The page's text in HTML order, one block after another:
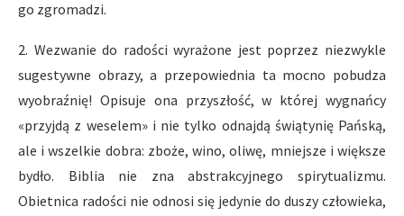
go zgromadzi.
2. Wezwanie do radości wyrażone jest poprzez niezwykle
sugestywne obrazy, a przepowiednia ta mocno pobudza
wyobraźnię! Opisuje ona przyszłość, w której wygnańcy
«przyjdą z weselem» i nie tylko odnajdą świątynię Pańską,
ale i wszelkie dobra: zboże, wino, oliwę, mniejsze i większe
bydło. Biblia nie zna abstrakcyjnego spirytualizmu.
Obietnica radości nie odnosi się jedynie do duszy człowieka,